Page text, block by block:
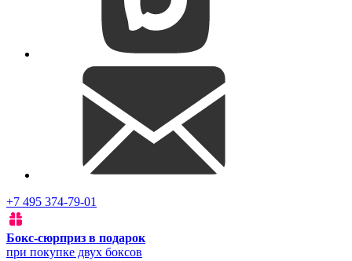
+7 495 374-79-01
Бокс-сюрприз в подарок
при покупке двух боксов